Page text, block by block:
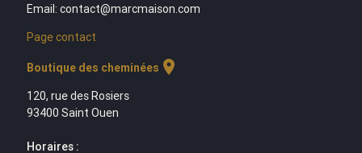
Email: contact@marcmaison.com
Page contact
Boutique des cheminées location_on
120, rue des Rosiers
93400 Saint Ouen
Horaires :